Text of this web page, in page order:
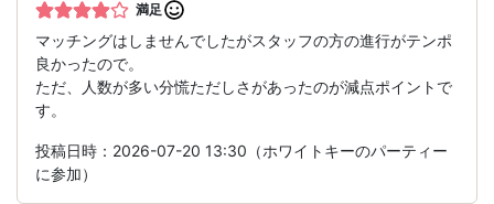
満足
マッチングはしませんでしたがスタッフの方の進行がテンポ
良かったので。
ただ、人数が多い分慌ただしさがあったのが減点ポイントで
す。
投稿日時：2026-07-20 13:30（ホワイトキーのパーティー
に参加）